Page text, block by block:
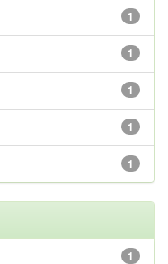
1
1
1
1
1
1